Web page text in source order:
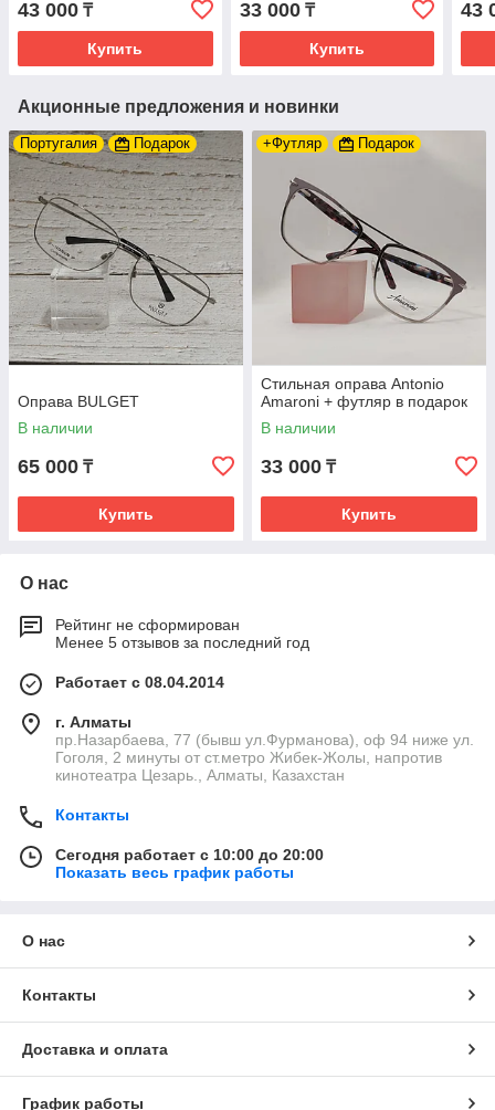
43 000 ₸
Купить
33 000₸
Купить
43
Акционные предложения и новинки
Португалия Подарок
Оправа BULGET
В наличии
65 000 ₸
Купить
+Футляр Подарок
Стильная оправа Antonio
Amaroni + футляр в подарок
В наличии
33 000 ₸
Купить
О нас
Рейтинг не сформирован
Менее 5 отзывов за последний год
Работает с 08.04.2014
г. Алматы
пр.Назарбаева, 77 (бывш ул.Фурманова), оф 94 ниже ул.
Гоголя, 2 минуты от ст.метро Жибек-Жолы, напротив
кинотеатра Цезарь., Алматы, Казахстан
Контакты
Сегодня работает с 10:00 до 20:00
Показать весь график работы
О нас
Контакты
Доставка и оплата
График работы